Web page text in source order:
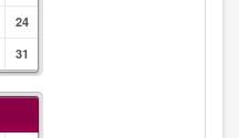
24
31